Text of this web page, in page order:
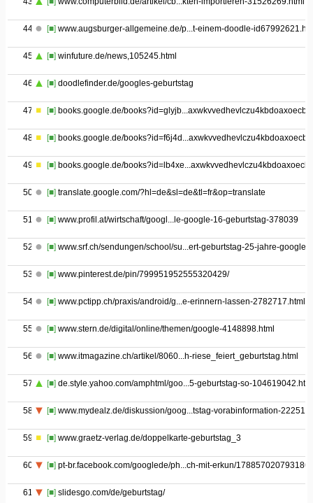
44 [■] www.augsburger-allgemeine.de/p...t-einem-doodle-
45 [■] winfuture.de/news,105245.html
46 [■] doodlefinder.de/googles-geburtstag
47 [■] books.google.de/
48 [■] books.google.de/
49 [■] books.google.de/
50 [■] translate.google.com/?hl=de&sl=de&tl=fr&op=translate
51 [■] www.profil.at/wirtschaft/googl...le-google-16-geburtstag-378039
52 [■] www.srf.ch/sendungen/school/su...ert-geburtstag-25-jahre-google
53 [■] www.pinterest.de/pin/799951952555320429/
54 [■] www.pctipp.ch/praxis/android/g...e-erinnern-lassen-2782717.html
55 [■] www.stern.de/digital/online/themen/google-4148898.html
56 [■] www.itmagazine.ch/artikel/8060...h-riese_feiert_geburtstag.html
57 [■] de.style.yahoo.com/amphtml/goo...5-geburtstag-so-
58 [■] www.mydealz.de/diskussion/goog...tstag-vorabinformation-
59 [■] www.graetz-verlag.de/doppelkarte-geburtstag_3
60 [■] pt-br.facebook.com/googlede/ph...ch-mit-erkun/
61 [■] slidesgo.com/de/geburtstag/